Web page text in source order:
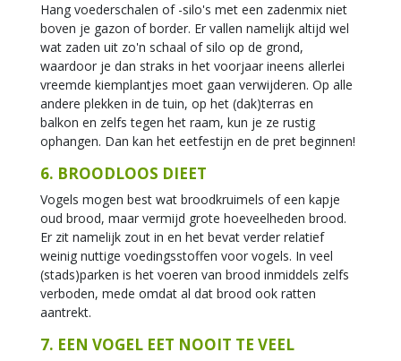
Hang voederschalen of -silo's met een zadenmix niet
boven je gazon of border. Er vallen namelijk altijd wel
wat zaden uit zo'n schaal of silo op de grond,
waardoor je dan straks in het voorjaar ineens allerlei
vreemde kiemplantjes moet gaan verwijderen. Op alle
andere plekken in de tuin, op het (dak)terras en
balkon en zelfs tegen het raam, kun je ze rustig
ophangen. Dan kan het eetfestijn en de pret beginnen!
6. BROODLOOS DIEET
Vogels mogen best wat broodkruimels of een kapje
oud brood, maar vermijd grote hoeveelheden brood.
Er zit namelijk zout in en het bevat verder relatief
weinig nuttige voedingsstoffen voor vogels. In veel
(stads)parken is het voeren van brood inmiddels zelfs
verboden, mede omdat al dat brood ook ratten
aantrekt.
7. EEN VOGEL EET NOOIT TE VEEL